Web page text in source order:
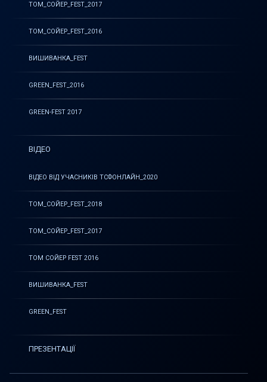
ТОМ_СОЙЕР_FEST_2017
ТОМ_СОЙЕР_FEST_2016
ВИШИВАНКА_FEST
GREEN_FEST_2016
GREEN-FEST 2017
ВІДЕО
ВІДЕО ВІД УЧАСНИКІВ ТСФОНЛАЙН_2020
ТОМ_СОЙЕР_FEST_2018
ТОМ_СОЙЕР_FEST_2017
ТОМ СОЙЕР FEST 2016
ВИШИВАНКА_FEST
GREEN_FEST
ПРЕЗЕНТАЦІЇ